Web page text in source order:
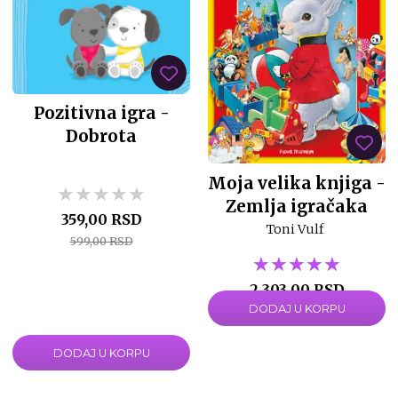
Pozitivna igra -
Dobrota
★★★★★
★★★★★
★★★★★
359,00 RSD
599,00 RSD
DODAJ U KORPU
Moja velika knjiga -
Zemlja igračaka
Toni Vulf
★★★★★
★★★★★
★★★★★
2.303,00 RSD
3.290,00 RSD
DODAJ U KORPU